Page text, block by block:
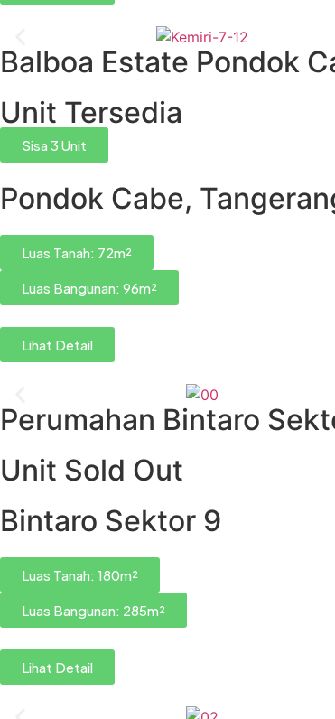
Balboa Estate Pondok
Unit Tersedia
Sisa 3 Unit
Pondok Cabe,
Luas Tanah: 72m²
Luas Bangunan: 96m²
Lihat Detail
Perumahan Bintaro
Unit Sold Out
Bintaro Sektor 9
Luas Tanah: 180m²
Luas Bangunan: 285m²
Lihat Detail